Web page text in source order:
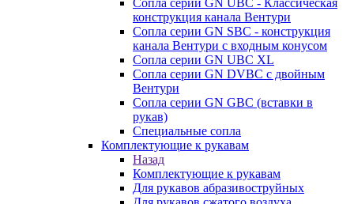
Сопла серии GN UBC - Классическая
конструкция канала Вентури
Сопла серии GN SBC - конструкция
канала Вентури c входным конусом
Сопла серии GN UBC XL
Сопла серии GN DVBC с двойным
Вентури
Сопла серии GN GBC (вставки в
рукав)
Специальные сопла
Комплектующие к рукавам
Назад
Комплектующие к рукавам
Для рукавов абразивоструйных